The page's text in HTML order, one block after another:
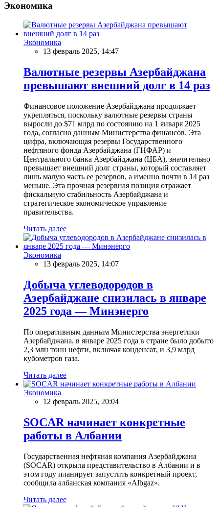
Экономика
Экономика
13 февраль 2025, 14:47
Валютные резервы Азербайджана
превышают внешний долг в 14 раз
Финансовое положение Азербайджана продолжает
укрепляться, поскольку валютные резервы страны
выросли до $71 млрд по состоянию на 1 января 2025
года, согласно данным Министерства финансов. Эта
цифра, включающая резервы Государственного
нефтяного фонда Азербайджана (ГНФАР) и
Центрального банка Азербайджана (ЦБА), значительно
превышает внешний долг страны, который составляет
лишь малую часть ее резервов, а именно почти в 14 раз
меньше. Эта прочная резервная позиция отражает
фискальную стабильность Азербайджана и
стратегическое экономическое управление
правительства.
Читать далее
Экономика
13 февраль 2025, 14:07
Добыча углеводородов в
Азербайджане снизилась в январе
2025 года — Минэнерго
По оперативным данным Министерства энергетики
Азербайджана, в январе 2025 года в стране было добыто
2,3 млн тонн нефти, включая конденсат, и 3,9 млрд
кубометров газа.
Читать далее
Экономика
12 февраль 2025, 20:04
SOCAR начинает конкретные
работы в Албании
Государственная нефтяная компания Азербайджана
(SOCAR) открыла представительство в Албании и в
этом году планирует запустить конкретный проект,
сообщила албанская компания «Albgaz».
Читать далее